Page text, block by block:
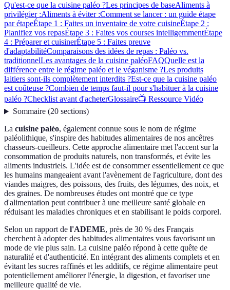
Qu'est-ce que la cuisine paléo ?Les principes de baseAliments à
privilégier :Aliments à éviter :Comment se lancer : un guide étape
par étapeÉtape 1 : Faites un inventaire de votre cuisineÉtape 2 :
Planifiez vos repasÉtape 3 : Faites vos courses intelligemmentÉtape
4 : Préparer et cuisinerÉtape 5 : Faites preuve
d'adaptabilitéComparaisons des idées de repas : Paléo vs.
traditionnelLes avantages de la cuisine paléoFAQQuelle est la
différence entre le régime paléo et le véganisme ?Les produits
laitiers sont-ils complètement interdits ?Est-ce que la cuisine paléo
est coûteuse ?Combien de temps faut-il pour s'habituer à la cuisine
paléo ?Checklist avant d'acheterGlossaire📺 Ressource Vidéo
Sommaire(20 sections)
La cuisine paléo, également connue sous le nom de régime
paléolithique, s'inspire des habitudes alimentaires de nos ancêtres
chasseurs-cueilleurs. Cette approche alimentaire met l'accent sur la
consommation de produits naturels, non transformés, et évite les
aliments industriels. L'idée est de consommer essentiellement ce que
les humains mangeaient avant l'avènement de l'agriculture, dont des
viandes maigres, des poissons, des fruits, des légumes, des noix, et
des graines. De nombreuses études ont montré que ce type
d'alimentation peut contribuer à une meilleure santé globale en
réduisant les maladies chroniques et en stabilisant le poids corporel.
Selon un rapport de l'ADEME, près de 30 % des Français
cherchent à adopter des habitudes alimentaires vous favorisant un
mode de vie plus sain. La cuisine paléo répond à cette quête de
naturalité et d'authenticité. En intégrant des aliments complets et en
évitant les sucres raffinés et les additifs, ce régime alimentaire peut
potentiellement améliorer l'énergie, la digestion, et favoriser une
meilleure qualité de vie.